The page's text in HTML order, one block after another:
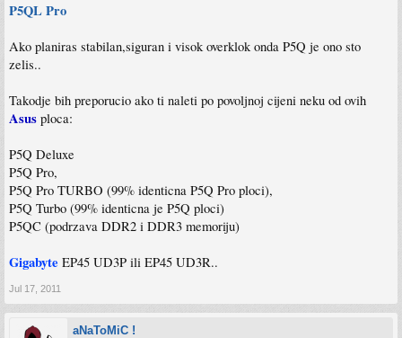
P5QL Pro
Ako planiras stabilan,siguran i visok overklok onda P5Q je ono sto
zelis..
Takodje bih preporucio ako ti naleti po povoljnoj cijeni neku od ovih
Asus ploca:
P5Q Deluxe
P5Q Pro,
P5Q Pro TURBO (99% identicna P5Q Pro ploci),
P5Q Turbo (99% identicna je P5Q ploci)
P5QC (podrzava DDR2 i DDR3 memoriju)
Gigabyte EP45 UD3P ili EP45 UD3R..
Jul 17, 2011
aNaToMiC !